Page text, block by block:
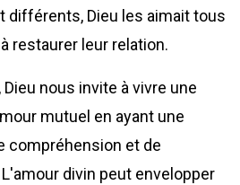
différents, Dieu les aimait tous
restaurer leur relation.
nous invite à vivre une
mutuel en ayant une
compréhension et de
divin peut envelopper